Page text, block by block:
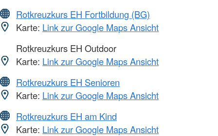
Rotkreuzkurs EH Fortbildung (BG)
Karte: Link zur Google Maps Ansicht
Rotkreuzkurs EH Outdoor
Karte: Link zur Google Maps Ansicht
Rotkreuzkurs EH Senioren
Karte: Link zur Google Maps Ansicht
Rotkreuzkurs EH am Kind
Karte: Link zur Google Maps Ansicht